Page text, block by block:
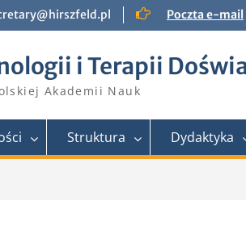
Poczta e-mail
i Terapii
Akademii Nauk
Struktura Dydaktyka